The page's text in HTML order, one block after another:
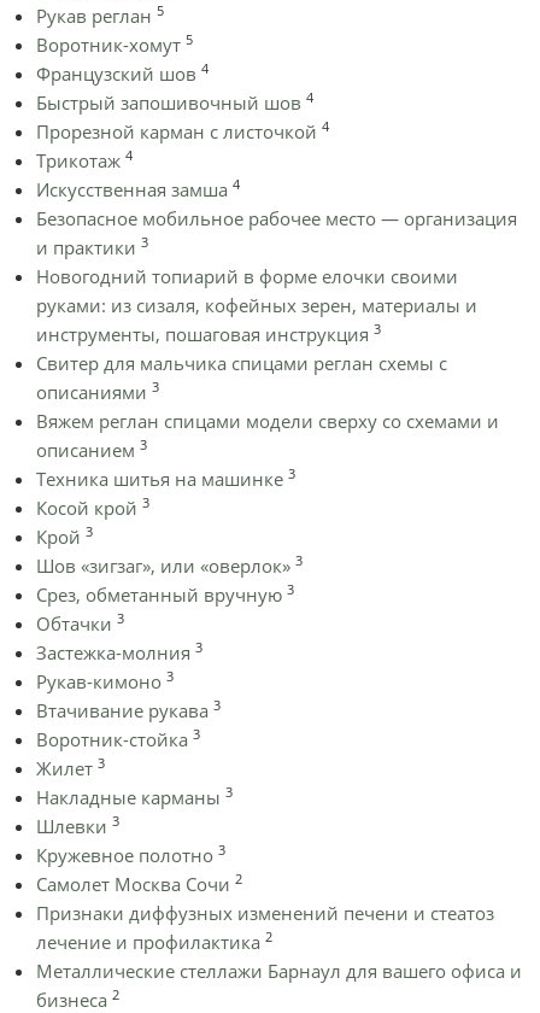
Рукав реглан 5
Воротник-хомут 5
Французский шов 4
Быстрый запошивочный шов 4
Прорезной карман с листочкой 4
Трикотаж 4
Искусственная замша 4
Безопасное мобильное рабочее место — организация
и практики 3
Новогодний топиарий в форме елочки своими
руками: из сизаля, кофейных зерен, материалы и
инструменты, пошаговая инструкция 3
Cвитер для мальчика спицами реглан схемы с
описаниями 3
Вяжем реглан спицами модели сверху со схемами и
описанием 3
Техника шитья на машинке 3
Косой крой 3
Крой 3
Шов «зигзаг», или «оверлок» 3
Срез, обметанный вручную 3
Обтачки 3
Застежка-молния 3
Рукав-кимоно 3
Втачивание рукава 3
Воротник-стойка 3
Жилет 3
Накладные карманы 3
Шлевки 3
Кружевное полотно 3
Самолет Москва Сочи 2
Признаки диффузных изменений печени и стеатоз
лечение и профилактика 2
Металлические стеллажи Барнаул для вашего офиса и
бизнеса 2